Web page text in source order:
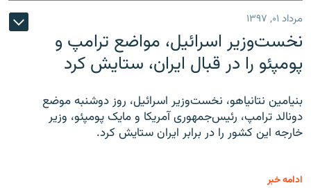
مرداد ۰۱, ۱۳۹۷
نخست‌وزیر اسرائیل، مواضع ترامپ و
پومپئو را در قبال ایران، ستایش کرد
بنیامین نتانیاهو، نخست‌وزیر اسرائیل، روز دوشنبه موضع
دونالد ترامپ، رئیس‌جمهوری آمریکا و مایک پومپئو، وزیر
خارجه این کشور را در برابر ایران ستایش کرد.
ادامه خبر